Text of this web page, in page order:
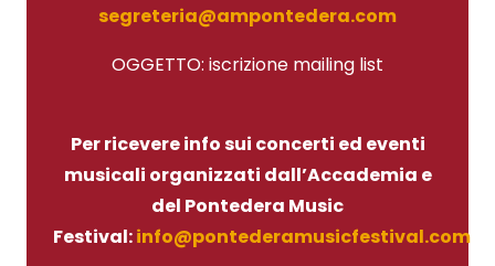
segreteria@ampontedera.com
OGGETTO: iscrizione mailing list
Per ricevere info sui concerti ed eventi
musicali organizzati dall’Accademia e
del Pontedera Music
Festival:info@pontederamusicfestival.com